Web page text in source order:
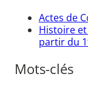
Actes de
Histoire
partir du
Mots-clés